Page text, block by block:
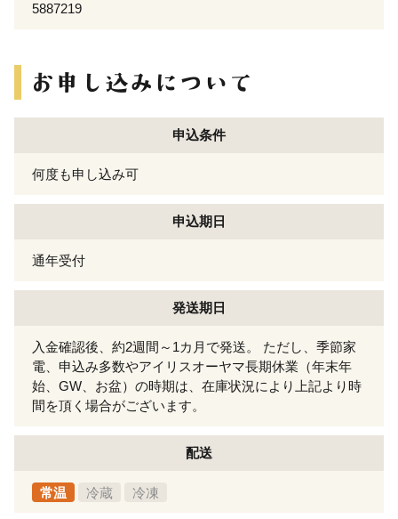
5887219
申込条件
何度も申し込み可
申込期日
通年受付
発送期日
入金確認後、約2週間～1カ月で発送。 ただし、季節家
電、申込み多数やアイリスオーヤマ長期休業（年末年
始、GW、お盆）の時期は、在庫状況により上記より時
間を頂く場合がございます。
配送
常温 冷蔵 冷凍